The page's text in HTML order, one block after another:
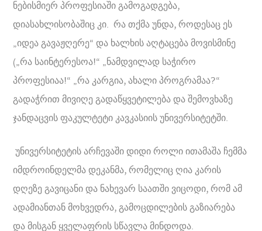
ნებისმიერ პროფესიაში გამოგადგება,
დიასახლისობაშიც კი. რა თქმა უნდა, როდესაც ეს
„იდეა გავაჟღერე“ და ხალხის აღტაცება მოვისმინე
(„რა საინტერესოა!“ „ნამდვილად საჭირო
პროფესიაა!“ „რა კარგია, ახალი პროგრამაა?“
გადაჭრით მივიღე გადაწყვეტილება და შემოვხაზე
ჯანდაცვის ფაკულტეტი კავკასიის უნივერსიტეტში.
უნივერსიტეტის არჩევაში დიდი როლი ითამაშა ჩემმა
იმდროინდელმა დეკანმა, რომელიც ღია კარის
დღეზე გავიცანი და ნახევარ საათში ვიცოდი, რომ ამ
ადამიანთან მოხვედრა, გამოცდილების გაზიარება
და მისგან ყველაფრის სწავლა მინდოდა.